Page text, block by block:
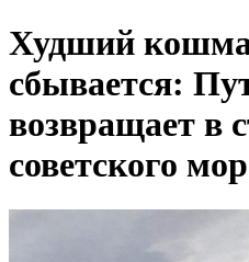
Худший
сбывается:
возвращает в
советского